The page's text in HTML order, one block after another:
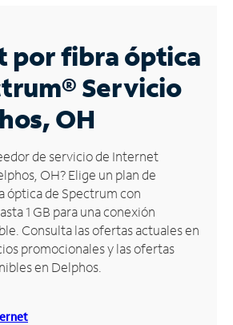
por fibra óptica
Servicio
OH
de servicio de Internet
OH? Elige un plan de
óptica de Spectrum con
1 GB para una conexión
Consulta las ofertas actuales en
promocionales y las ofertas
en Delphos.